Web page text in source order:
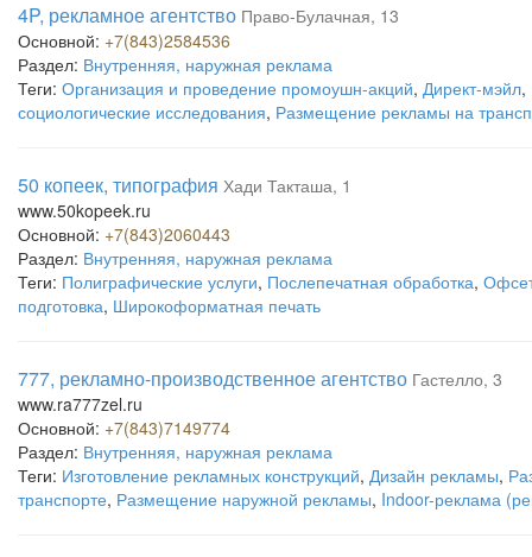
4P, рекламное агентство Право-Булачная, 13
Основной: +7(843)2584536
Раздел: Внутренняя, наружная реклама
Теги: Организация и проведение промоушн-акций, Директ-мэйл,
социологические исследования, Размещение рекламы на
50 копеек, типография Хади Такташа, 1
www.50kopeek.ru
Основной: +7(843)2060443
Раздел: Внутренняя, наружная реклама
Теги: Полиграфические услуги, Послепечатная обработка,
подготовка, Широкоформатная печать
777, рекламно-производственное агентство Гастелло, 3
www.ra777zel.ru
Основной: +7(843)7149774
Раздел: Внутренняя, наружная реклама
Теги: Изготовление рекламных конструкций, Дизайн рекламы,
транспорте, Размещение наружной рекламы, Indoor-реклама